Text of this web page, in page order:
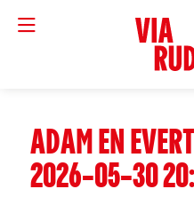
ADAM EN
2026-05-30